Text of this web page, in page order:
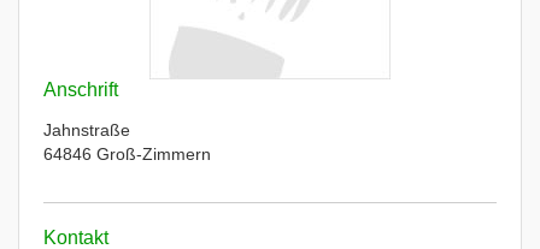
Anschrift
Jahnstraße
64846 Groß-Zimmern
Kontakt